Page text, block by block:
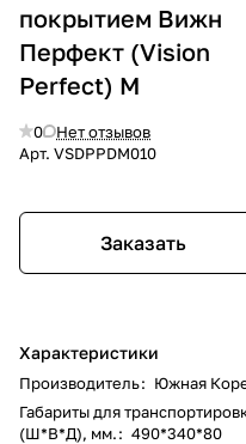
покрытием Вижн
Перфект (Vision
Perfect) М
0
Нет отзывов
Арт. VSDPPDM010
Заказать
Характеристики
Производитель: Южная
Габариты для
(Ш*В*Д), мм.: 490*340*80